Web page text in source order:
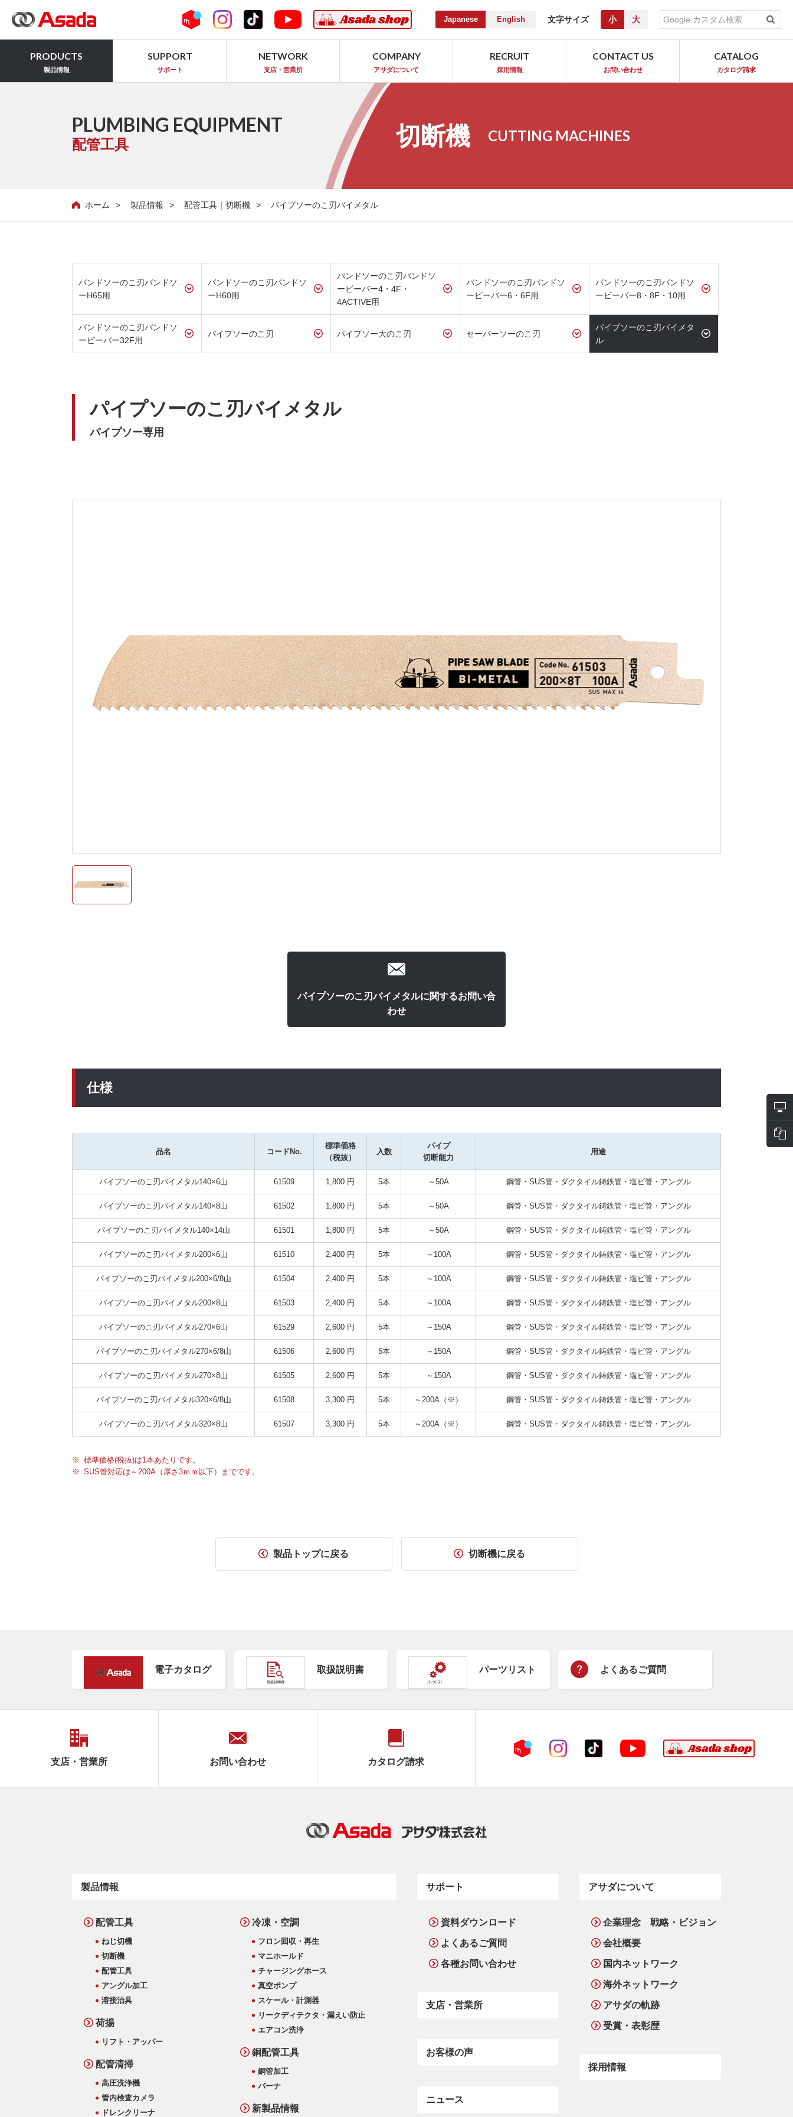
Japanese English 文字サイズ 小 大
PRODUCTS
製品情報
SUPPORT
サポート
NETWORK
支店・営業所
COMPANY
アサダについて
RECRUIT
採用情報
CONTACT US
お問い合わせ
CATALOG
カタログ請求
PLUMBING EQUIPMENT
配管工具 切断機 CUTTING MACHINES
ホーム 製品情報 配管工具｜切断機 パイプソーのこ刃バイメタル
バンドソーのこ刃バンドソ
ーH65用
バンドソーのこ刃バンドソ
ーH60用
バンドソーのこ刃バンドソ
ービーバー4・4F・
4ACTIVE用
バンドソーのこ刃バンドソ
ービーバー6・6F用
バンドソーのこ刃バンドソ
ービーバー8・8F・10用
バンドソーのこ刃バンドソ
ービーバー32F用
パイプソーのこ刃 パイプソー大のこ刃 セーバーソーのこ刃
パイプソーのこ刃バイメタ
ル
パイプソーのこ刃バイメタル
パイプソー専用
パイプソーのこ刃バイメタルに関するお問い合
わせ
仕様
品名 コードNo.
標準価格
（税抜）
入数
パイプ
切断能力
用途
パイプソーのこ刃バイメタル140×6山 61509 1,800 円 5本 ～50A 鋼管・SUS管・ダクタイル鋳鉄管・塩ビ管・アングル
パイプソーのこ刃バイメタル140×8山 61502 1,800 円 5本 ～50A 鋼管・SUS管・ダクタイル鋳鉄管・塩ビ管・アングル
パイプソーのこ刃バイメタル140×14山 61501 1,800 円 5本 ～50A 鋼管・SUS管・ダクタイル鋳鉄管・塩ビ管・アングル
パイプソーのこ刃バイメタル200×6山 61510 2,400 円 5本 ～100A 鋼管・SUS管・ダクタイル鋳鉄管・塩ビ管・アングル
パイプソーのこ刃バイメタル200×6/8山 61504 2,400 円 5本 ～100A 鋼管・SUS管・ダクタイル鋳鉄管・塩ビ管・アングル
パイプソーのこ刃バイメタル200×8山 61503 2,400 円 5本 ～100A 鋼管・SUS管・ダクタイル鋳鉄管・塩ビ管・アングル
パイプソーのこ刃バイメタル270×6山 61529 2,600 円 5本 ～150A 鋼管・SUS管・ダクタイル鋳鉄管・塩ビ管・アングル
パイプソーのこ刃バイメタル270×6/8山 61506 2,600 円 5本 ～150A 鋼管・SUS管・ダクタイル鋳鉄管・塩ビ管・アングル
パイプソーのこ刃バイメタル270×8山 61505 2,600 円 5本 ～150A 鋼管・SUS管・ダクタイル鋳鉄管・塩ビ管・アングル
パイプソーのこ刃バイメタル320×6/8山 61508 3,300 円 5本 ～200A（※） 鋼管・SUS管・ダクタイル鋳鉄管・塩ビ管・アングル
パイプソーのこ刃バイメタル320×8山 61507 3,300 円 5本 ～200A（※） 鋼管・SUS管・ダクタイル鋳鉄管・塩ビ管・アングル
標準価格(税抜)は1本あたりです。
SUS管対応は～200A（厚さ3ｍｍ以下）までです。
製品トップに戻る 切断機に戻る
電子カタログ 取扱説明書 パーツリスト よくあるご質問
支店・営業所 お問い合わせ カタログ請求
製品情報
配管工具
ねじ切機
切断機
配管工具
アングル加工
溶接治具
荷揚
リフト・アッパー
配管清掃
高圧洗浄機
管内検査カメラ
ドレンクリーナ
冷凍・空調
フロン回収・再生
マニホールド
チャージングホース
真空ポンプ
スケール・計測器
リークディテクタ・漏えい防止
エアコン洗浄
銅配管工具
銅管加工
バーナ
新製品情報
サポート
資料ダウンロード
よくあるご質問
各種お問い合わせ
支店・営業所
お客様の声
ニュース
アサダについて
企業理念 戦略・ビジョン
会社概要
国内ネットワーク
海外ネットワーク
アサダの軌跡
受賞・表彰歴
採用情報